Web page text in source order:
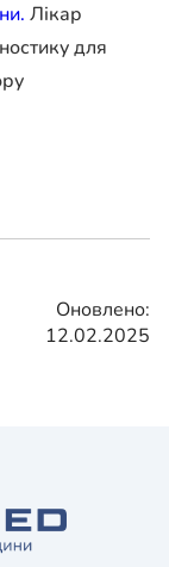
Лікар
для
Оновлено:
12.02.2025